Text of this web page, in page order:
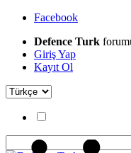
Facebook
Defence Turk
Giriş Yap
Kayıt Ol